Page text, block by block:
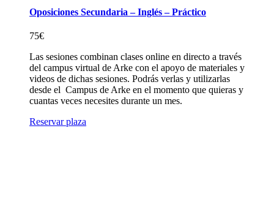
Oposiciones Secundaria – Inglés – Práctico
75€
Las sesiones combinan clases online en directo a través
del campus virtual de Arke con el apoyo de materiales y
videos de dichas sesiones. Podrás verlas y utilizarlas
desde el Campus de Arke en el momento que quieras y
cuantas veces necesites durante un mes.
Reservar plaza